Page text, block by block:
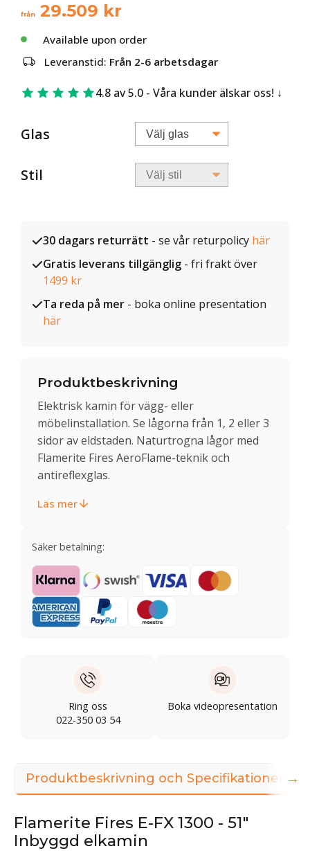
från 29.509 kr
Available upon order
Leveranstid: Från 2-6 arbetsdagar
4.8 av 5.0 - Våra kunder älskar oss!
Glas
Stil
30 dagars returrätt - se vår returpolicy här
Gratis leverans tillgänglig - fri frakt över
1499 kr
Ta reda på mer - boka online presentation
här
Produktbeskrivning
Elektrisk kamin för vägg- eller
möbelinstallation. Se lågorna från 1, 2 eller 3
sidor av eldstaden. Naturtrogna lågor med
Flamerite Fires AeroFlame-teknik och
antireflexglas.
Läs mer
Säker betalning:
Ring oss
022-350 03 54
Boka videopresentation
Produktbeskrivning och Specifikationer
Flamerite Fires E-FX 1300 - 51"
Inbyggd elkamin
→